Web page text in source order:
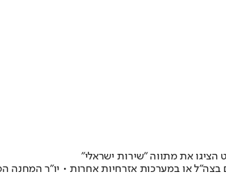
הציגו את מתווה "שירות ישראלי"
או במערכות אזרחיות אחרות • יו"ר המחנה